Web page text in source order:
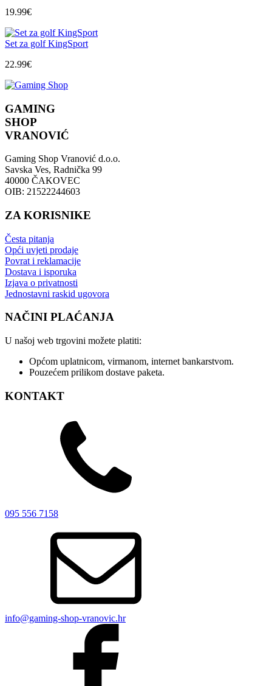
19.99€
Set za golf KingSport
22.99€
GAMING
SHOP
VRANOVIĆ
Gaming Shop Vranović d.o.o.
Savska Ves, Radnička 99
40000 ČAKOVEC
OIB: 21522244603
ZA KORISNIKE
Česta pitanja
Opći uvjeti prodaje
Povrat i reklamacije
Dostava i isporuka
Izjava o privatnosti
Jednostavni raskid ugovora
NAČINI PLAĆANJA
U našoj web trgovini možete platiti:
Općom uplatnicom, virmanom, internet bankarstvom.
Pouzećem prilikom dostave paketa.
KONTAKT
095 556 7158
info@gaming-shop-vranovic.hr